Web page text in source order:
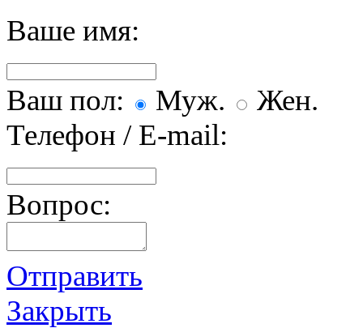
Ваше имя:
Ваш пол: Муж.
Жен.
Телефон / E-mail:
Вопрос:
Отправить
Закрыть